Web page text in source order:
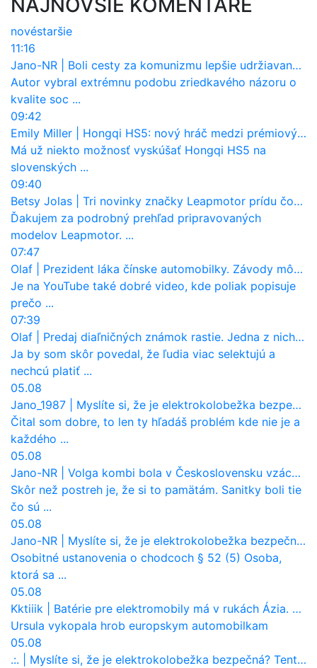
NAJNOVŠIE KOMENTÁRE
novéstaršie
11:16
Jano-NR
Boli cesty za komunizmu lepšie udržiavané ako dnes?
Autor vybral extrémnu podobu zriedkavého názoru o
kvalite soc ...
09:42
Emily Miller
Hongqi HS5: nový hráč medzi prémiovými SUV na Slovensku
Má už niekto možnosť vyskúšať Hongqi HS5 na
slovenských ...
09:40
Betsy Jolas
Tri novinky značky Leapmotor prídu čoskoro aj na Slovensko
Ďakujem za podrobný prehľad pripravovaných
modelov Leapmotor. ...
07:47
Olaf
Prezident láka čínske automobilky. Závody môžu prevziať po európskej značke
Je na YouTube také dobré video, kde poliak popisuje
prečo ...
07:39
Olaf
Predaj diaľničných známok rastie. Jedna z nich zaznamenala nečakane výrazný nárast
Ja by som skôr povedal, že ľudia viac selektujú a
nechcú platiť ...
05.08
Jano_1987
Myslíte si, že je elektrokolobežka bezpečná? Tento test odhalil vážny problém
Čital som dobre, to len ty hľadáš problém kde nie je a
každého ...
05.08
Jano-NR
Volga kombi bola v Československu vzácnosť. Jazdila ako sanitka, aj pre Verejnú bezpečnosť
Skôr než postreh je, že si to pamätám. Sanitky boli tie
čo sú ...
05.08
Jano-NR
Myslíte si, že je elektrokolobežka bezpečná? Tento test odhalil vážny problém
Osobitné ustanovenia o chodcoch § 52 (5) Osoba,
ktorá sa ...
05.08
Kktiiik
Batérie pre elektromobily má v rukách Ázia. Európa ale stráca kontrolu aj nad vlastnou výrobou!
Ursula vykopala hrob europskym automobilkam
05.08
.:.
Myslíte si, že je elektrokolobežka bezpečná? Tento test odhalil vážny problém